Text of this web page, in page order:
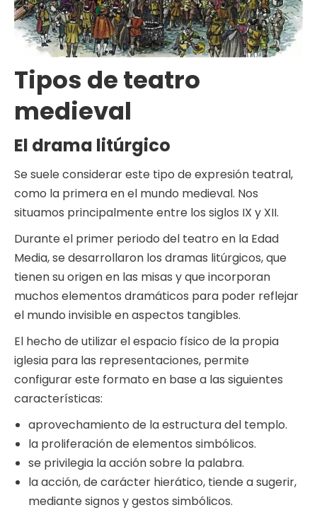
Tipos de teatro
medieval
El drama litúrgico
Se suele considerar este tipo de expresión teatral,
como la primera en el mundo medieval. Nos
situamos principalmente entre los siglos IX y XII.
Durante el primer periodo del teatro en la Edad
Media, se desarrollaron los dramas litúrgicos, que
tienen su origen en las misas y que incorporan
muchos elementos dramáticos para poder reflejar
el mundo invisible en aspectos tangibles.
El hecho de utilizar el espacio físico de la propia
iglesia para las representaciones, permite
configurar este formato en base a las siguientes
características:
aprovechamiento de la estructura del templo.
la proliferación de elementos simbólicos.
se privilegia la acción sobre la palabra.
la acción, de carácter hierático, tiende a sugerir,
mediante signos y gestos simbólicos.